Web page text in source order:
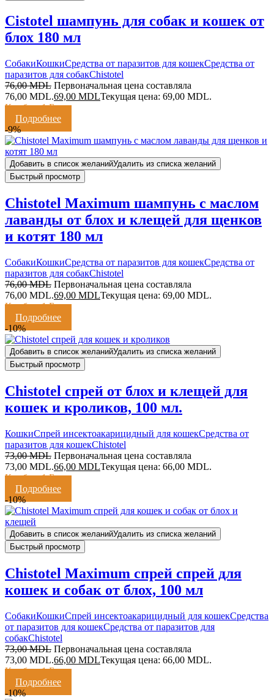
Cistotel шампунь для собак и кошек от
блох 180 мл
CобакиКошкиСредства от паразитов для кошекСредства от
паразитов для собакChistotel
76,00MDL Первоначальная цена составляла
76,00 MDL.69,00 MDLТекущая цена: 69,00 MDL.
Кешбэк:1 Балл
Подробнее
-9%
Добавить в список желанийУдалить из списка желаний
Быстрый просмотр
Chistotel Maximum шампунь с маслом
лаванды от блох и клещей для щенков
и котят 180 мл
CобакиКошкиСредства от паразитов для кошекСредства от
паразитов для собакChistotel
76,00MDL Первоначальная цена составляла
76,00 MDL.69,00 MDLТекущая цена: 69,00 MDL.
Кешбэк:1 Балл
Подробнее
-10%
Добавить в список желанийУдалить из списка желаний
Быстрый просмотр
Chistotel спрей от блох и клещей для
кошек и кроликов, 100 мл.
КошкиСпрей инсектоакарицидный для кошекСредства от
паразитов для кошекChistotel
73,00MDL Первоначальная цена составляла
73,00 MDL.66,00 MDLТекущая цена: 66,00 MDL.
Кешбэк:1 Балл
Подробнее
-10%
Добавить в список желанийУдалить из списка желаний
Быстрый просмотр
Chistotel Maximum спрей спрей для
кошек и собак от блох, 100 мл
CобакиКошкиСпрей инсектоакарицидный для кошекСредства
от паразитов для кошекСредства от паразитов для
собакChistotel
73,00MDL Первоначальная цена составляла
73,00 MDL.66,00 MDLТекущая цена: 66,00 MDL.
Кешбэк:1 Балл
Подробнее
-10%